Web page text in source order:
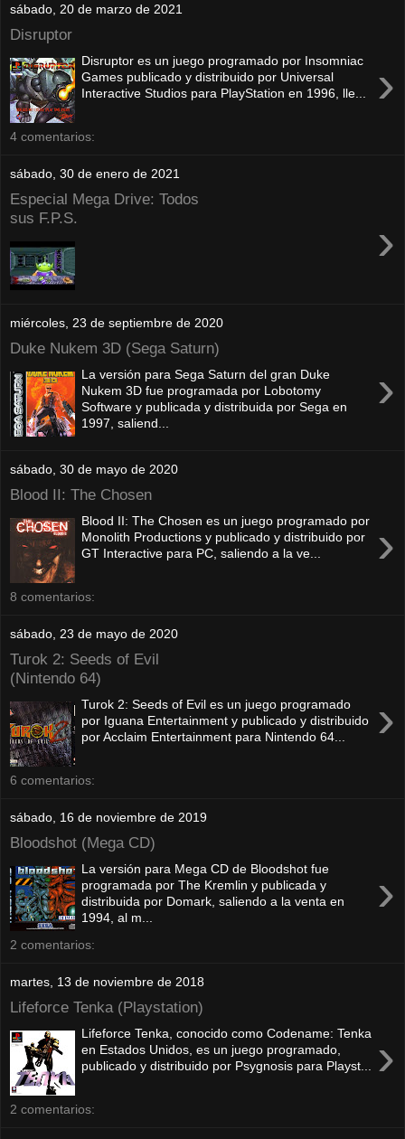
sábado, 20 de marzo de 2021
Disruptor
›
Disruptor es un juego programado por Insomniac
Games publicado y distribuido por Universal
Interactive Studios para PlayStation en 1996, lle...
4 comentarios:
sábado, 30 de enero de 2021
Especial Mega Drive: Todos
sus F.P.S.
›
miércoles, 23 de septiembre de 2020
Duke Nukem 3D (Sega Saturn)
›
La versión para Sega Saturn del gran Duke
Nukem 3D fue programada por Lobotomy
Software y publicada y distribuida por Sega en
1997, saliend...
sábado, 30 de mayo de 2020
Blood II: The Chosen
›
Blood II: The Chosen es un juego programado por
Monolith Productions y publicado y distribuido por
GT Interactive para PC, saliendo a la ve...
8 comentarios:
sábado, 23 de mayo de 2020
Turok 2: Seeds of Evil
(Nintendo 64)
›
Turok 2: Seeds of Evil es un juego programado
por Iguana Entertainment y publicado y distribuido
por Acclaim Entertainment para Nintendo 64...
6 comentarios:
sábado, 16 de noviembre de 2019
Bloodshot (Mega CD)
›
La versión para Mega CD de Bloodshot fue
programada por The Kremlin y publicada y
distribuida por Domark, saliendo a la venta en
1994, al m...
2 comentarios:
martes, 13 de noviembre de 2018
Lifeforce Tenka (Playstation)
›
Lifeforce Tenka, conocido como Codename: Tenka
en Estados Unidos, es un juego programado,
publicado y distribuido por Psygnosis para Playst...
2 comentarios: